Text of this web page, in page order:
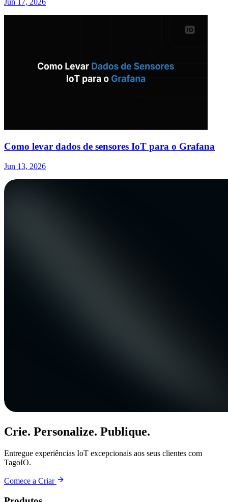
Como levar dados de sensores IoT para o Grafana
Jun 13, 2026
Crie. Personalize. Publique.
Entregue experiências IoT excepcionais aos seus clientes com
TagoIO.
Comece a Criar